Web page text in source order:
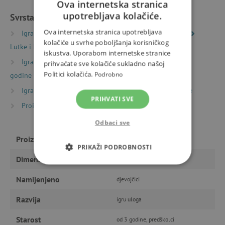
Svrstano u kategorije
Igračke prema vrsti
Svijetovi mašte i igre uloga
Lutke i bebe
Dodaci za lutke i bebe
Igračke prema starosti
Igre i igračke za djecu od 3
godine
Igračke prema starosti
Igre i igračke za predškolce
Proizvođači
Janod
Proizvođač
Dimenzije
Namijenjeno djevojčici
Razvija igru uloga
Starost od 3 godine, predškolci
Ova internetska stranica
upotrebljava kolačiće.
Ova internetska stranica upotrebljava
kolačiće u svrhe poboljšanja korisničkog
iskustva. Uporabom internetske stranice
prihvaćate sve kolačiće sukladno našoj
Politici kolačića. Podrobno
PRIHVATI SVE
Odbaci sve
PRIKAŽI PODROBNOSTI
NUŽNO POTREBNI KOLAČIĆI
FUNKCIONALNOST